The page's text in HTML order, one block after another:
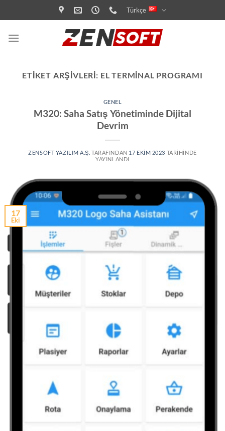
atla
Türkçe
ETIKET ARŞIVLERI: EL TERMINAL PROGRAMI
GENEL
M320: Saha Satış Yönetiminde Dijital
Devrim
ZENSOFT YAZILIM A.Ş. TARAFINDAN 17 EKIM 2023 TARIHINDE
YAYINLANDI
17
Eki